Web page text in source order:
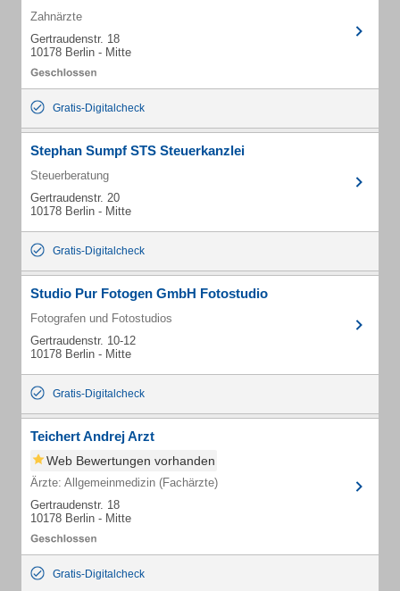
Zahnärzte
Gertraudenstr. 18
10178 Berlin - Mitte
Gratis-Digitalcheck
Stephan Sumpf STS Steuerkanzlei
Steuerberatung
Gertraudenstr. 20
10178 Berlin - Mitte
Gratis-Digitalcheck
Studio Pur Fotogen GmbH Fotostudio
Fotografen und Fotostudios
Gertraudenstr. 10-12
10178 Berlin - Mitte
Gratis-Digitalcheck
Teichert Andrej Arzt
Web Bewertungen vorhanden
Ärzte: Allgemeinmedizin (Fachärzte)
Gertraudenstr. 18
10178 Berlin - Mitte
Gratis-Digitalcheck